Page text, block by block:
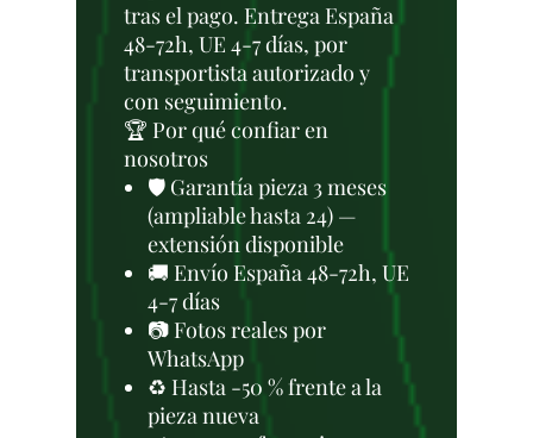
tras el pago. Entrega España
48-72h, UE 4-7 días, por
transportista autorizado y
con seguimiento.
🏆 Por qué confiar en
nosotros
🛡️ Garantía pieza 3 meses
(ampliable hasta 24) —
extensión disponible
🚚 Envío España 48-72h, UE
4-7 días
📷 Fotos reales por
WhatsApp
♻️ Hasta -50 % frente a la
pieza nueva